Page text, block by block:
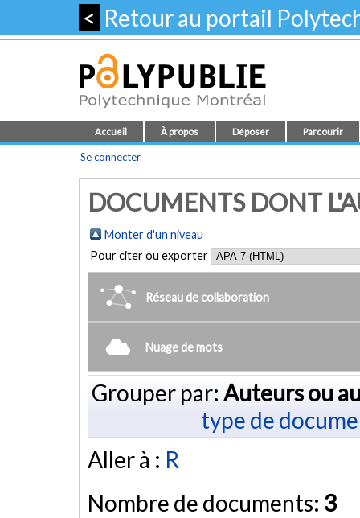
< Retour au portail
Accueil À propos Déposer Parcourir
Se connecter
DOCUMENTS DONT
Monter d'un niveau
Pour citer ou exporter
Réseau de collaboration
Nuage de mots
Grouper par: Auteurs ou
type de
Aller à : R
Nombre de documents: 3